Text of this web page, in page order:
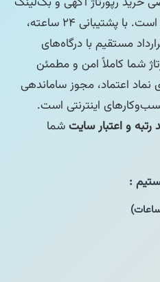
از معتبرترین سایت‌های ایرانی است. با پشتیبانی ۲۴ ساعته،
مستقیم با درگاه‌های
شما کاملاً امن و مطمئن
نماد اعتماد، مجوز ساماندهی
اینترنتی است.
رتبه و اعتبار سایتشما